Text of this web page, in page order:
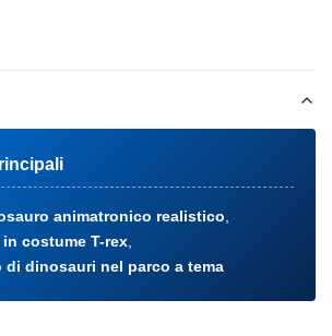
animatronico realistico
costume T-rex
di dinosauri nel parco a tema